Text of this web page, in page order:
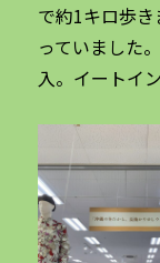
で約1キロ歩
っていました
入。イートイ